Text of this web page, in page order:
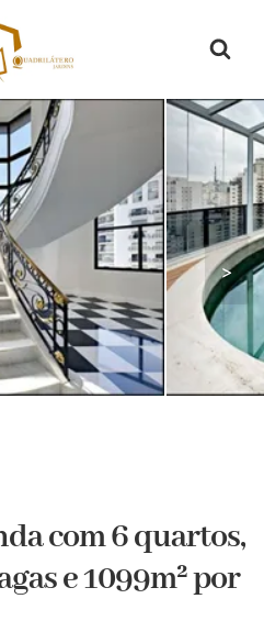
inicial
>
com 6 quartos,
e 1099m²por